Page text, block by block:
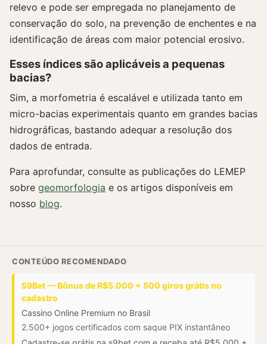
relevo e pode ser empregada no planejamento de
conservação do solo, na prevenção de enchentes e na
identificação de áreas com maior potencial erosivo.
Esses índices são aplicáveis a pequenas
bacias?
Sim, a morfometria é escalável e utilizada tanto em
micro-bacias experimentais quanto em grandes bacias
hidrográficas, bastando adequar a resolução dos
dados de entrada.
Para aprofundar, consulte as publicações do LEMEP
sobre geomorfologia e os artigos disponíveis em
nosso blog.
CONTEÚDO RECOMENDADO
S9Bet — Bônus de R$5.000 + 500 giros grátis no
cadastro
Cassino Online Premium no Brasil
2.500+ jogos certificados com saque PIX instantâneo